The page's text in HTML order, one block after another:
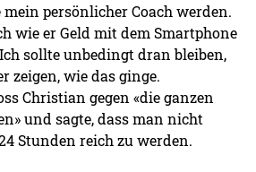
persönlicher Coach werden.
wie er Geld mit dem Smartphone
sollte unbedingt dran bleiben,
zeigen, wie das ginge.
Christian gegen «die ganzen
und sagte, dass man nicht
Stunden reich zu werden.